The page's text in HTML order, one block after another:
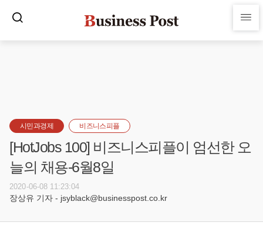
시민과경제 비즈니스피플
[HotJobs 100] 비즈니스피플이 엄선한 오
늘의 채용-6월8일
2020-06-08 11:23:04
장상유 기자 - jsyblack@businesspost.co.kr